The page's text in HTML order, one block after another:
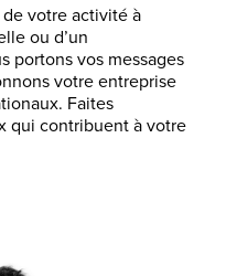
votre activité à
ou d’un
portons vos messages
votre entreprise
Faites
qui contribuent à votre